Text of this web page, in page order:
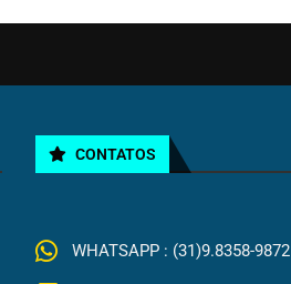
CONTATOS
WHATSAPP : (31)9.8358-9872